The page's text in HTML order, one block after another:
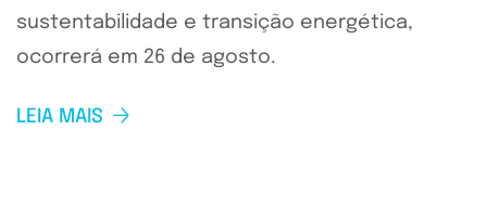
sustentabilidade e transição energética,
ocorrerá em 26 de agosto.
LEIA MAIS